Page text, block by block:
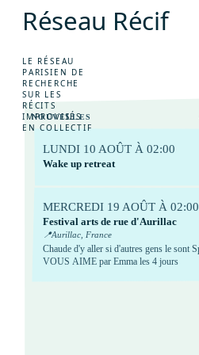
Réseau Récif
LE RÉSEAU
PARISIEN DE
RECHERCHE
SUR LES
RÉCITS
IMPROVISÉS
EN COLLECTIF
eu derôles En savo
NOUVELLES
LUNDI 10 AOÛT À 02:00
Wake up retreat
MERCREDI 19 AOÛT À 02:00
Festival arts de rue d'Aurillac
📍Aurillac, France
Chaude d'y aller si d'autres gens le sont Spectacle JE
VOUS AIME par Emma les 4 jours